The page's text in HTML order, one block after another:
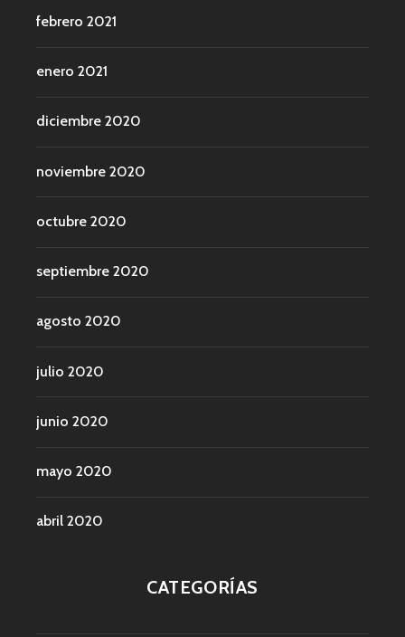
febrero 2021
enero 2021
diciembre 2020
noviembre 2020
octubre 2020
septiembre 2020
agosto 2020
julio 2020
junio 2020
mayo 2020
abril 2020
CATEGORÍAS